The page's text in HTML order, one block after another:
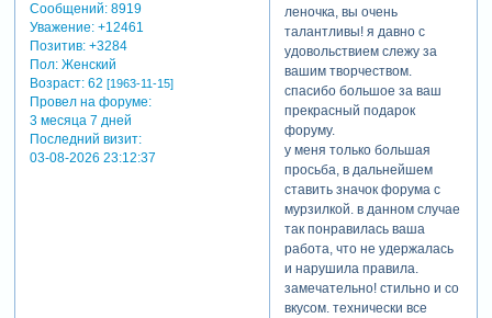
Сообщений:8919
Уважение: +12461
Позитив: +3284
Пол:Женский
Возраст:62 [1963-11-15]
Провел на форуме:
3 месяца 7 дней
Последний визит:
03-08-2026 23:12:37
леночка, вы очень
талантливы! я давно с
удовольствием слежу за
вашим творчеством.
спасибо большое за ваш
прекрасный подарок
форуму.
у меня только большая
просьба, в дальнейшем
ставить значок форума с
мурзилкой. в данном случае
так понравилась ваша
работа, что не удержалась
и нарушила правила.
замечательно! стильно и со
вкусом. технически все